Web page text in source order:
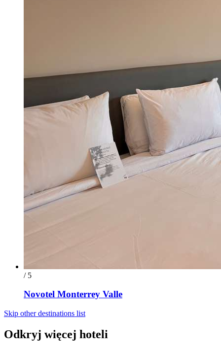
/ 5
Novotel Monterrey Valle
Skip other destinations list
Odkryj więcej hoteli